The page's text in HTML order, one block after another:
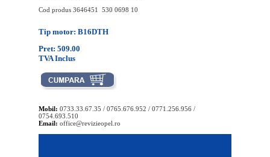
Cod produs 3646451 530 0698 10
Tip motor: B16DTH
Pret: 509.00
TVA Inclus
Mobil: 0733.33.67.35 / 0765.676.952 / 0771.256.956 /
0754.693.510
Email: office@revizieopel.ro